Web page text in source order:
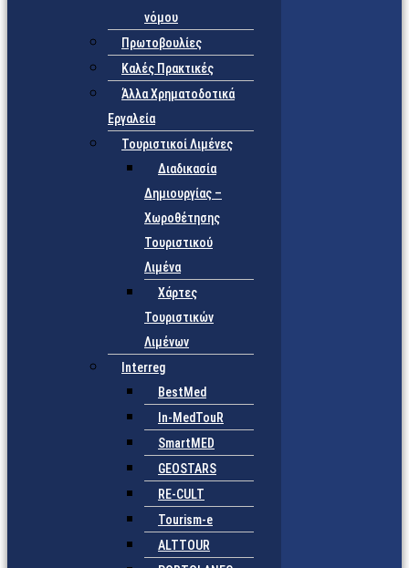
νόμου
Πρωτοβουλίες
Καλές Πρακτικές
Άλλα Χρηματοδοτικά
Εργαλεία
Τουριστικοί Λιμένες
Διαδικασία
Δημιουργίας –
Χωροθέτησης
Τουριστικού
Λιμένα
Χάρτες
Τουριστικών
Λιμένων
Interreg
BestMed
In-MedTouR
SmartMED
GEOSTARS
RE-CULT
Tourism-e
ALTTOUR